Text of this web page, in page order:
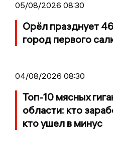
05/08/2026 08:30
Орёл празднует
город первого
04/08/2026 08:30
Топ-10 мясных
области: кто
кто ушел в минус